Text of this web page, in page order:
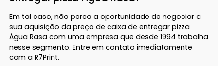
Em tal caso, não perca a oportunidade de negociar a
sua aquisição da preço de caixa de entregar pizza
Água Rasa com uma empresa que desde 1994 trabalha
nesse segmento. Entre em contato imediatamente
com a R7Print.